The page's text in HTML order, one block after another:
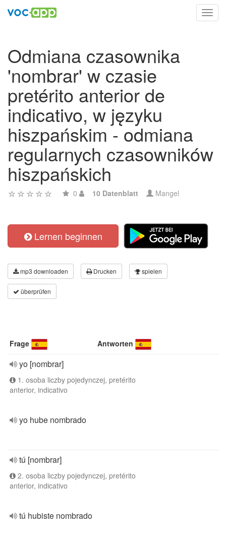
Odmiana czasownika
'nombrar' w czasie
pretérito anterior de
indicativo, w języku
hiszpańskim - odmiana
regularnych czasowników
hiszpańskich
0 10 Datenblatt Mangel
Lernen beginnen
mp3 downloaden Drucken spielen
überprüfen
Frage Antworten
yo [nombrar]
1. osoba liczby pojedynczej, pretérito
anterior, indicativo
yo hube nombrado
tú [nombrar]
2. osoba liczby pojedynczej, pretérito
anterior, indicativo
tú hubiste nombrado